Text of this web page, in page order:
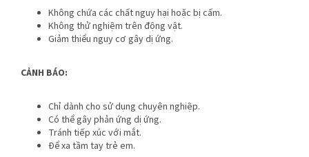
Không chứa các chất nguy hại hoặc bị cấm.
Không thử nghiệm trên động vật.
Giảm thiểu nguy cơ gây dị ứng.
CẢNH BÁO:
Chỉ dành cho sử dụng chuyên nghiệp.
Có thể gây phản ứng dị ứng.
Tránh tiếp xúc với mắt.
Để xa tầm tay trẻ em.